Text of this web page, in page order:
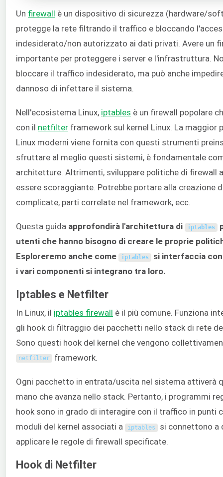
Un firewall è un dispositivo di sicurezza (hardware/
protegge la rete filtrando il traffico e bloccando
indesiderato/non autorizzato ai dati privati. Avere un
importante per proteggere i server e l'infrastruttura.
bloccare il traffico indesiderato, ma può anche
dannoso di infettare il sistema.
Nell'ecosistema Linux, iptables è un firewall popolare
con il netfilter framework sul kernel Linux. La maggior
Linux moderni viene fornita con questi strumenti
sfruttare al meglio questi sistemi, è fondamentale
architetture. Altrimenti, sviluppare politiche di firewall
essere scoraggiante. Potrebbe portare alla creazione
complicate, parti correlate nel framework, ecc.
Questa guida approfondirà l'architettura di iptables
utenti che hanno bisogno di creare le proprie
Esploreremo anche come
iptables si interfaccia
i vari componenti si integrano tra loro.
Iptables e Netfilter
In Linux, il iptables firewall è il più comune. Funziona
gli hook di filtraggio dei pacchetti nello stack di rete
Sono questi hook del kernel che vengono
netfilter framework.
Ogni pacchetto in entrata/uscita nel sistema attiverà
mano che avanza nello stack. Pertanto, i programmi
hook sono in grado di interagire con il traffico in punti
moduli del kernel associati a
iptables si connettono a
applicare le regole di firewall specificate.
Hook di Netfilter